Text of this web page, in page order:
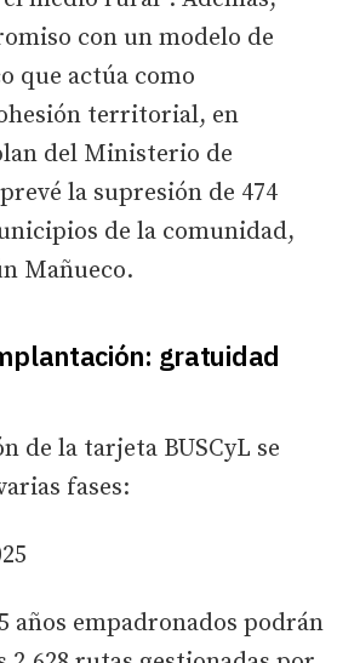
con un modelo de
que actúa como
territorial, en
del Ministerio de
la supresión de 474
de la comunidad,
Mañueco.
gratuidad
de la tarjeta BUSCyL se
fases:
años empadronados podrán